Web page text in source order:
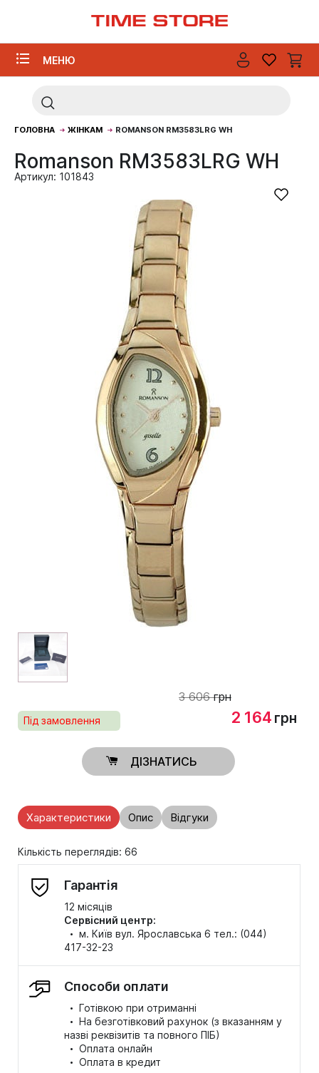
МЕНЮ
ГОЛОВНА ЖІНКАМ ROMANSON RM3583LRG WH
Romanson RM3583LRG WH
Артикул: 101843
Під замовлення
3 606грн
2 164грн
ДІЗНАТИСЬ
Характеристики Опис Відгуки
Кількість переглядів: 66
Гарантія
12 місяців
Сервісний центр:
· м. Київ вул. Ярославська 6 тел.: (044)
417-32-23
Способи оплати
· Готівкою при отриманні
· На безготівковий рахунок (з вказанням у
назві реквізитів та повного ПІБ)
· Оплата онлайн
· Оплата в кредит